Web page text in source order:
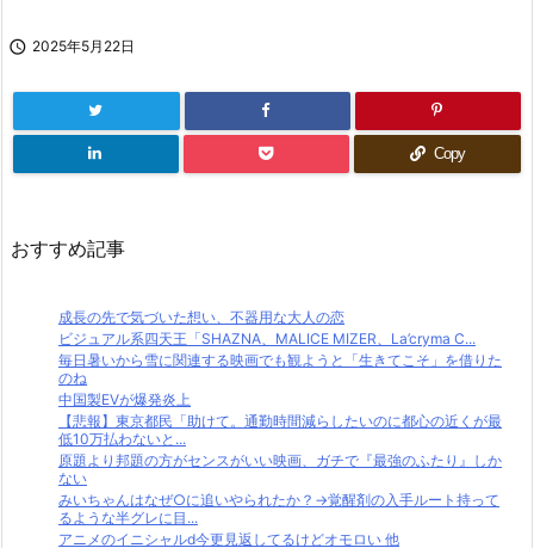
 2025年5月22日
Copy
おすすめ記事
成長の先で気づいた想い、不器用な大人の恋
ビジュアル系四天王「SHAZNA、MALICE MIZER、La’cryma C...
毎日暑いから雪に関連する映画でも観ようと「生きてこそ」を借りた
のね
中国製EVが爆発炎上
【悲報】東京都民「助けて。通勤時間減らしたいのに都心の近くが最
低10万払わないと...
原題より邦題の方がセンスがいい映画、ガチで『最強のふたり』しか
ない
みいちゃんはなぜ○に追いやられたか？→覚醒剤の入手ルート持って
るような半グレに目...
アニメのイニシャルd今更見返してるけどオモロい 他